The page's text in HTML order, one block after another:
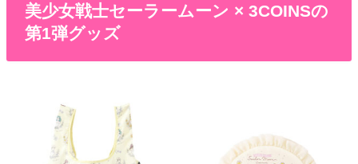
美少女戦士セーラームーン × 3COINSの
第1弾グッズ